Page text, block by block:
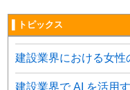
▌トピックス
建設業界における女性
建設業界で AI を活用